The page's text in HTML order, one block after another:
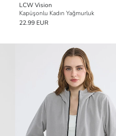
LCW Vision
Kapüşonlu Kadın Yağmurluk
22.99 EUR